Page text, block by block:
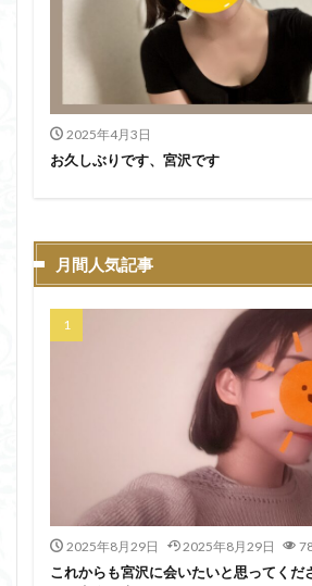
2025年4月3日
お久しぶりです、宮沢です
月間人気記事
2025年8月29日 2025年8月29日
これからも宮沢に会いたいと思ってくだ